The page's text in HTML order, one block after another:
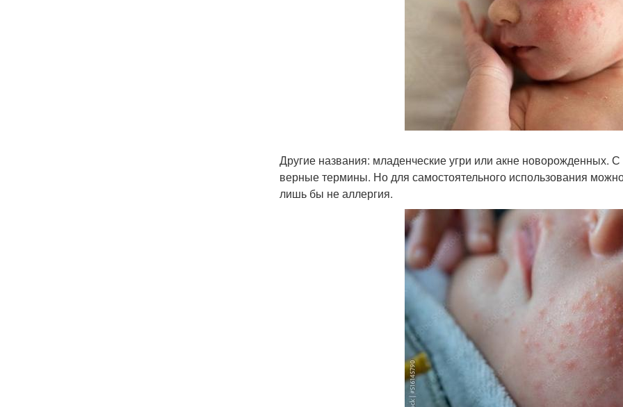
Другие названия: младенческие угри или акне новорожденных.
верные термины. Но для самостоятельного использования
лишь бы не аллергия.